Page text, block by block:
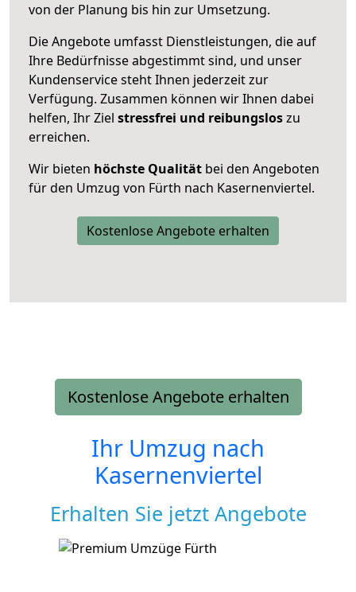
von der Planung bis hin zur Umsetzung.
Die Angebote umfasst Dienstleistungen, die auf
Ihre Bedürfnisse abgestimmt sind, und unser
Kundenservice steht Ihnen jederzeit zur
Verfügung. Zusammen können wir Ihnen dabei
helfen, Ihr Ziel stressfrei und reibungsloszu
erreichen.
Wir bieten höchste Qualität bei den Angeboten
für den Umzug von Fürth nach Kasernenviertel.
Kostenlose Angebote erhalten
Kostenlose Angebote erhalten
Ihr Umzug nach
Kasernenviertel
Erhalten Sie jetzt Angebote